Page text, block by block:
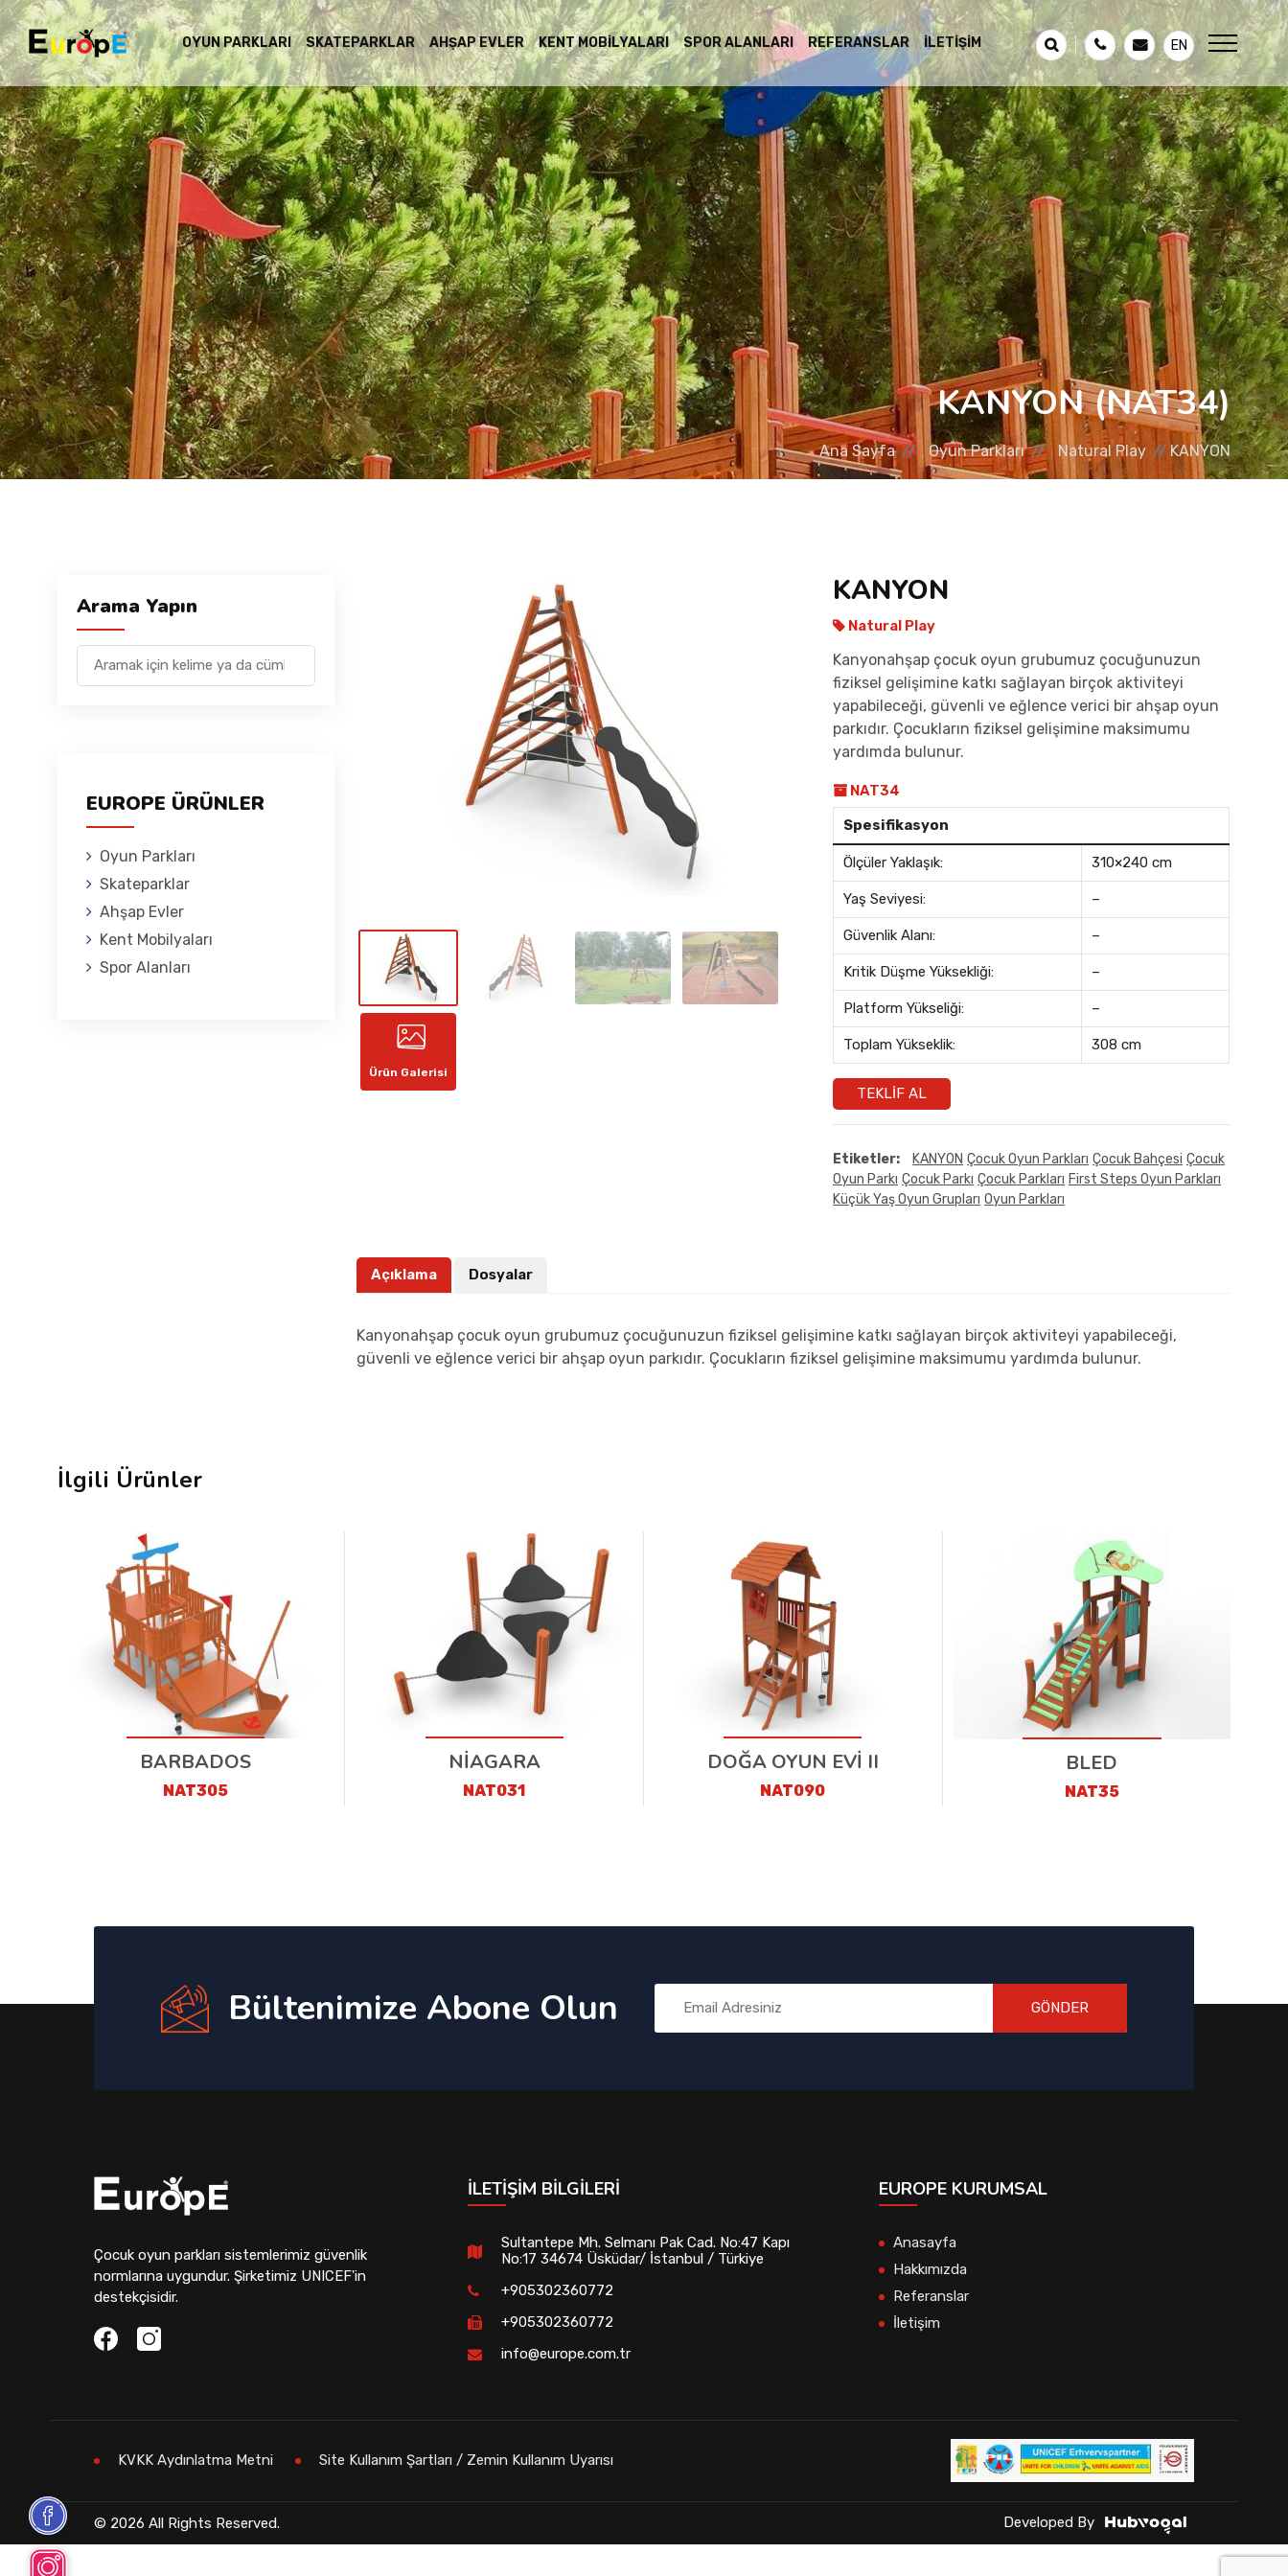
OYUN PARKLARI SKATEPARKLAR AHŞAP EVLER KENT MOBILYALARI SPOR ALANLARI REFERANSLAR İLETIŞIM EN
KANYON (NAT34)
Ana Sayfa Oyun Parkları Natural Play KANYON
Arama Yapın
EUROPE ÜRÜNLER
Oyun Parkları
Skateparklar
Ahşap Evler
Kent Mobilyaları
Spor Alanları
Ürün Galerisi
KANYON
Natural Play
Kanyonahşap çocuk oyun grubumuz çocuğunuzun
fiziksel gelişimine katkı sağlayan birçok aktiviteyi
yapabileceği, güvenli ve eğlence verici bir ahşap oyun
parkıdır. Çocukların fiziksel gelişimine maksimumu
yardımda bulunur.
NAT34
Spesifikasyon
Ölçüler Yaklaşık: 310×240 cm
Yaş Seviyesi: –
Güvenlik Alanı: –
Kritik Düşme Yüksekliği: –
Platform Yükseliği: –
Toplam Yükseklik: 308 cm
TEKLIF AL
Etiketler: KANYON Çocuk Oyun Parkları Çocuk Bahçesi Çocuk
Oyun Parkı Çocuk Parkı Çocuk Parkları First Steps Oyun Parkları
Küçük Yaş Oyun Grupları Oyun Parkları
Açıklama Dosyalar
Kanyonahşap çocuk oyun grubumuz çocuğunuzun fiziksel gelişimine katkı sağlayan birçok aktiviteyi yapabileceği,
güvenli ve eğlence verici bir ahşap oyun parkıdır. Çocukların fiziksel gelişimine maksimumu yardımda bulunur.
İlgili Ürünler
BARBADOS
NAT305
NİAGARA
NAT031
DOĞA OYUN EVİ II
NAT090
BLED
NAT35
Bültenimize Abone Olun GÖNDER
Çocuk oyun parkları sistemlerimiz güvenlik
normlarına uygundur. Şirketimiz UNICEF'in
destekçisidir.
İLETIŞIM BILGILERI
Sultantepe Mh. Selmanı Pak Cad. No:47 Kapı
No:17 34674 Üsküdar/ İstanbul / Türkiye
+905302360772
+905302360772
info@europe.com.tr
EUROPE KURUMSAL
Anasayfa
Hakkımızda
Referanslar
İletişim
KVKK Aydınlatma Metni Site Kullanım Şartları / Zemin Kullanım Uyarısı
© 2026 All Rights Reserved. Developed By